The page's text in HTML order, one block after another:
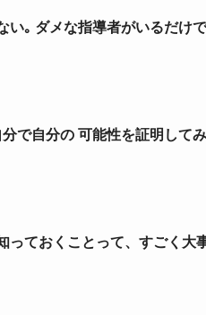
い｡ ダメな指導者がいるだけ
で自分の 可能性を証明して
っておくことって、すごく大